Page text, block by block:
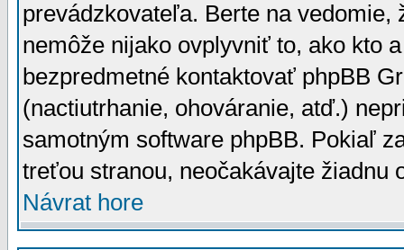
prevádzkovateľa. Berte na vedomie,
nemôže nijako ovplyvniť to, ako kto
bezpredmetné kontaktovať phpBB
(nactiutrhanie, ohováranie, atď.)
samotným software phpBB. Pokiaľ
treťou stranou, neočakávajte žiadnu
Návrat hore